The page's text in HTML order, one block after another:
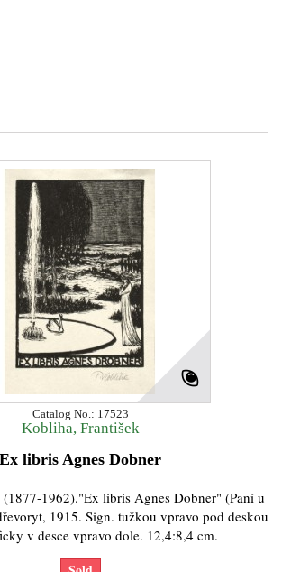
Catalog No.: 17523
Kobliha, František
Ex libris Agnes Dobner
1962)."Ex libris Agnes Dobner" (Paní u
1915. Sign. tužkou vpravo pod deskou
v desce vpravo dole. 12,4:8,4 cm.